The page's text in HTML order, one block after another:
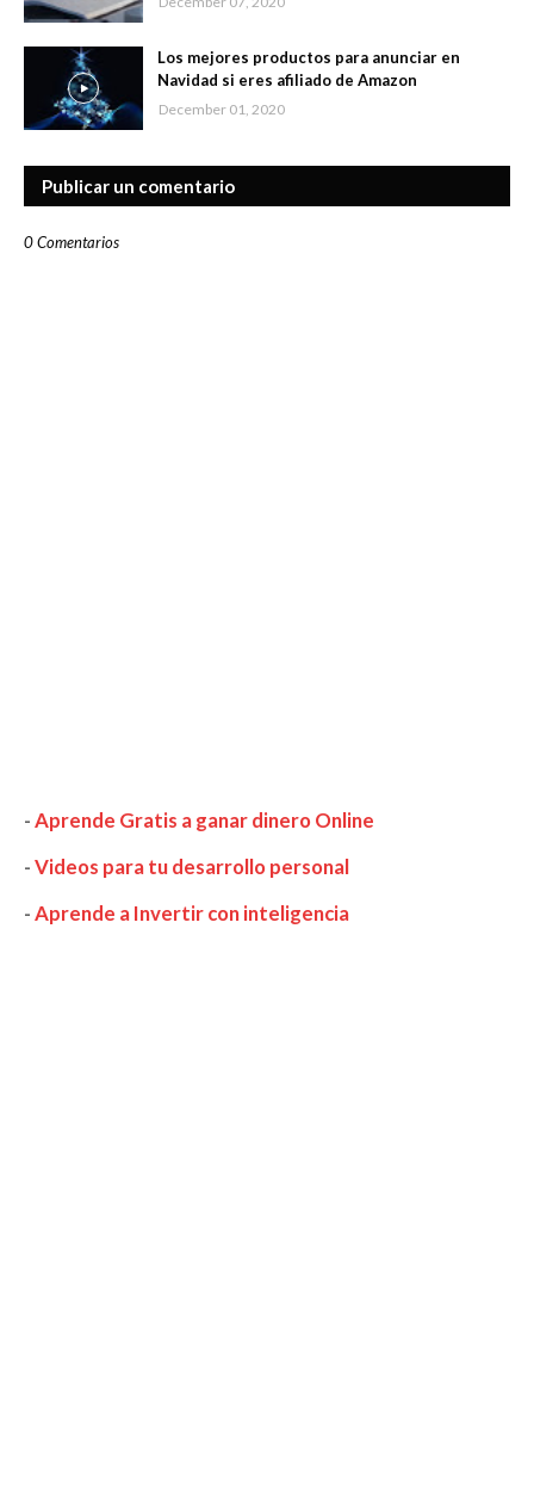
Los mejores productos para anunciar en
Navidad si eres afiliado de Amazon
December 01, 2020
Publicar un comentario
0 Comentarios
-Aprende Gratis a ganar dinero Online
-Videos para tu desarrollo personal
-Aprende a Invertir con inteligencia